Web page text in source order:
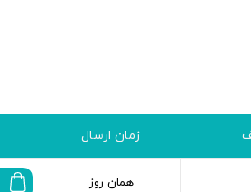
زمان ارسال
همان روز